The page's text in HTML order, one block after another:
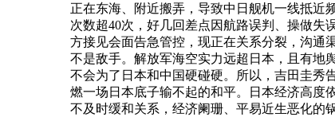
正在东海、附近搬弄，导致中日舰机一线抵近
次数超40次，好几回差点因航路误判、操做
方接见会面告急管控，现正在关系分裂，沟通
不是敌手。解放军海空实力远超日本，且有地
不会为了日本和中国硬碰硬。所以，吉田圭秀
燃一场日本底子输不起的和平。日本经济高
不及时缓和关系，经济阑珊、平易近生恶化的